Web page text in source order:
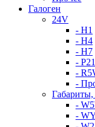
Галоген
24V
- H1
- H4
- H7
-
-
-
Габариты,
-
-